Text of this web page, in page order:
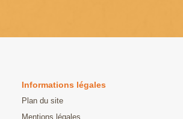
Informations légales
Plan du site
Mentions légales